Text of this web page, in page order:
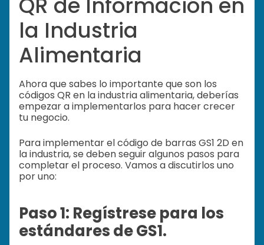
la Industria
Alimentaria
Ahora que sabes lo importante que son los
códigos QR en la industria alimentaria, deberías
empezar a implementarlos para hacer crecer
tu negocio.
Para implementar el código de barras GS1 2D en
la industria, se deben seguir algunos pasos para
completar el proceso. Vamos a discutirlos uno
por uno:
Paso 1: Regístrese para los
estándares de GS1.